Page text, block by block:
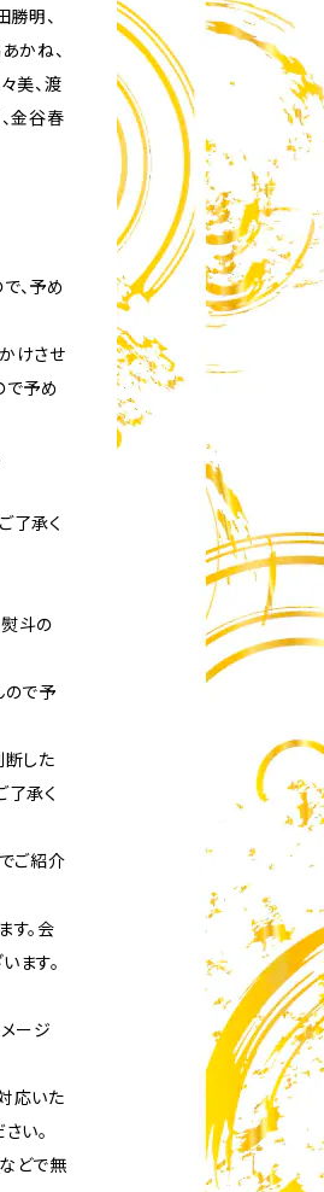
勝明、
かね、
美、渡
金谷春
、予め
けさせ
で予め
了承く
斗の
ので予
断した
了承く
ご紹介
す。会
ます。
ージ
応いた
い。
どで無